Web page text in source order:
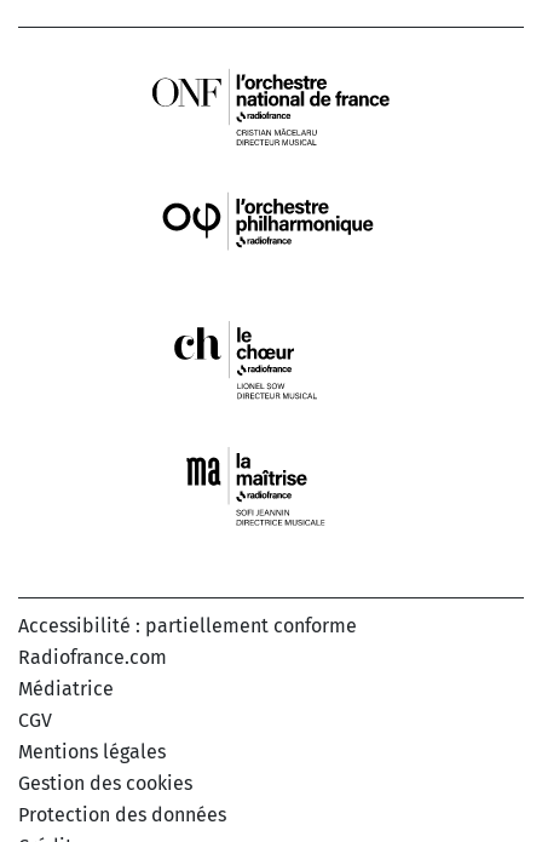
Accessibilité : partiellement conforme
Radiofrance.com
Médiatrice
CGV
Mentions légales
Gestion des cookies
Protection des données